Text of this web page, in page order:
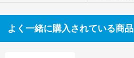
よく一緒に購入されている商品